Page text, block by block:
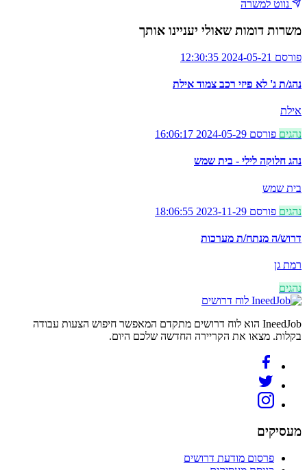
נווט למשרה
משרות דומות שאולי יעניינו אותך
פורסם 2024-05-21 12:30:35
נהג/ת ג' לא פיזי רכב צמוד אילת
אילת
נהגים פורסם 2024-05-29 16:06:17
נהג חלוקה לילי - בית שמש
בית שמש
נהגים פורסם 2023-11-29 18:06:55
דרוש/ה מנתח/ת מערכות
רמת גן
נהגים
לוח דרושים
IneedJob הוא לוח דרושים מתקדם המאפשר חיפוש הצעות עבודה
בקלות. מצאו את הקריירה החדשה שלכם היום.
מעסיקים
פרסום מודעת דרושים